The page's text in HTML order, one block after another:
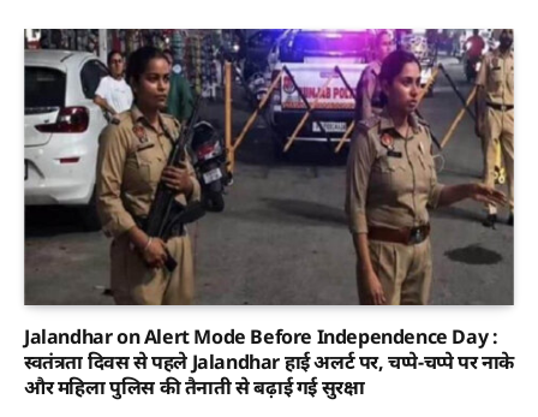
Jalandhar on Alert Mode Before Independence Day :
स्वतंत्रता दिवस से पहले Jalandhar हाई अलर्ट पर, चप्पे-चप्पे पर नाके
और महिला पुलिस की तैनाती से बढ़ाई गई सुरक्षा